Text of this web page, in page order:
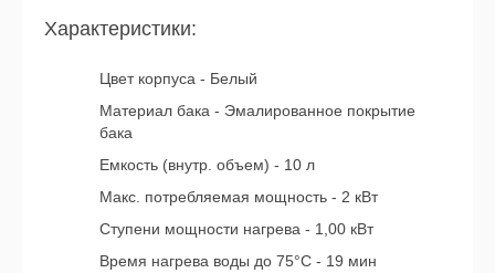
Характеристики:
Цвет корпуса - Белый
Материал бака - Эмалированное покрытие
бака
Емкость (внутр. объем) - 10 л
Макс. потребляемая мощность - 2 кВт
Ступени мощности нагрева - 1,00 кВт
Время нагрева воды до 75°С - 19 мин